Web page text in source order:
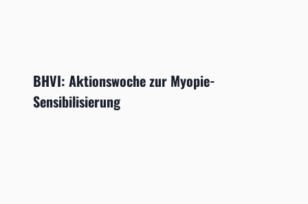
BHVI: Aktionswoche zur Myopie-
Sensibilisierung